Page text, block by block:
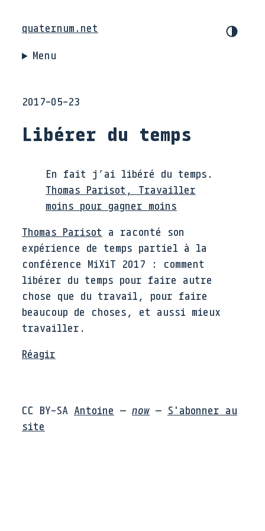
quaternum.net
Menu
2017-05-23
Libérer du temps
En fait j’ai libéré du temps.
Thomas Parisot, Travailler
moins pour gagner moins
Thomas Parisot a raconté son
expérience de temps partiel à la
conférence MiXiT 2017 : comment
libérer du temps pour faire autre
chose que du travail, pour faire
beaucoup de choses, et aussi mieux
travailler.
Réagir
CC BY-SA Antoine — now — S'abonner au
site